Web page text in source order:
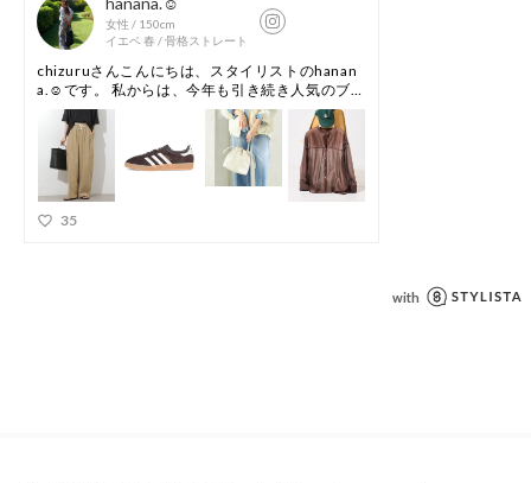
り、実際の色味と異なって見える場合がございます。予めご了
承ください。
※商品の色味の目安は、商品単体の画像をご参照ください。
▼お気に入り登録のおすすめ▼
お気に入り登録された商品は、マイページにて現在の価格情報
や在庫状況の確認が可能です。
お買い物リストの管理にぜひご利用ください。